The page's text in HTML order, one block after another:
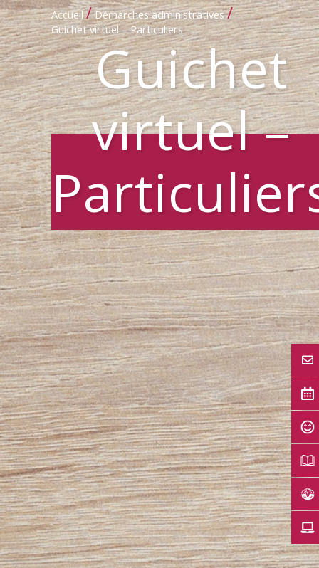
Accueil / Démarches administratives /
Guichet virtuel – Particuliers
Guichet
virtuel –